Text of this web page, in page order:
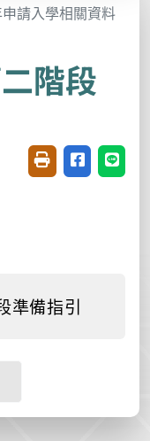
請入學相關資料
階段
友善列印(開新視
分享至臉書
分享
準備指引